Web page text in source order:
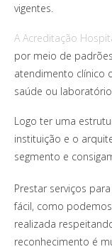
vigentes.
A Acreditação
por meio de
atendimento clínico
saúde ou
Logo ter uma
instituição e o
segmento e
Prestar serviços
fácil, como
realizada
reconhecimento é